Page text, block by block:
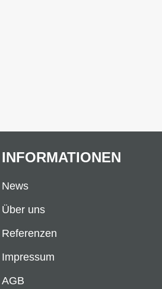
INFORMATIONEN
News
Über uns
Referenzen
Impressum
AGB